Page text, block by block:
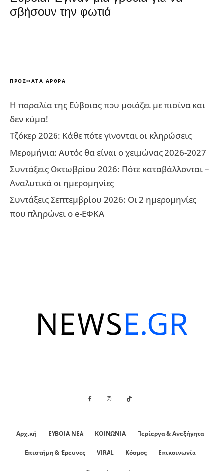
σβήσουν την φωτιά
ΠΡΌΣΦΑΤΑ ΆΡΘΡΑ
Η παραλία της Εύβοιας που μοιάζει με πισίνα και
δεν κύμα!
Τζόκερ 2026: Κάθε πότε γίνονται οι κληρώσεις
Μερομήνια: Αυτός θα είναι ο χειμώνας 2026-2027
Συντάξεις Οκτωβρίου 2026: Πότε καταβάλλονται –
Αναλυτικά οι ημερομηνίες
Συντάξεις Σεπτεμβρίου 2026: Οι 2 ημερομηνίες
που πληρώνει ο e-ΕΦΚΑ
Αρχική ΕΥΒΟΙΑ ΝΕΑ ΚΟΙΝΩΝΙΑ Περίεργα & Ανεξήγητα
Επιστήμη & Έρευνες VIRAL Κόσμος Επικοινωνία